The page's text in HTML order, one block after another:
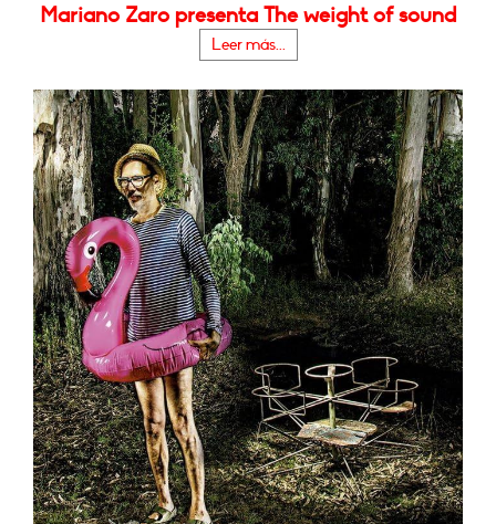
Mariano Zaro presenta The weight of sound
Leer más...